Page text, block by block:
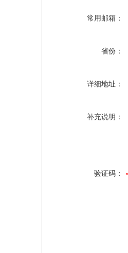
常用邮箱：
省份：
详细地址：
补充说明：
验证码：